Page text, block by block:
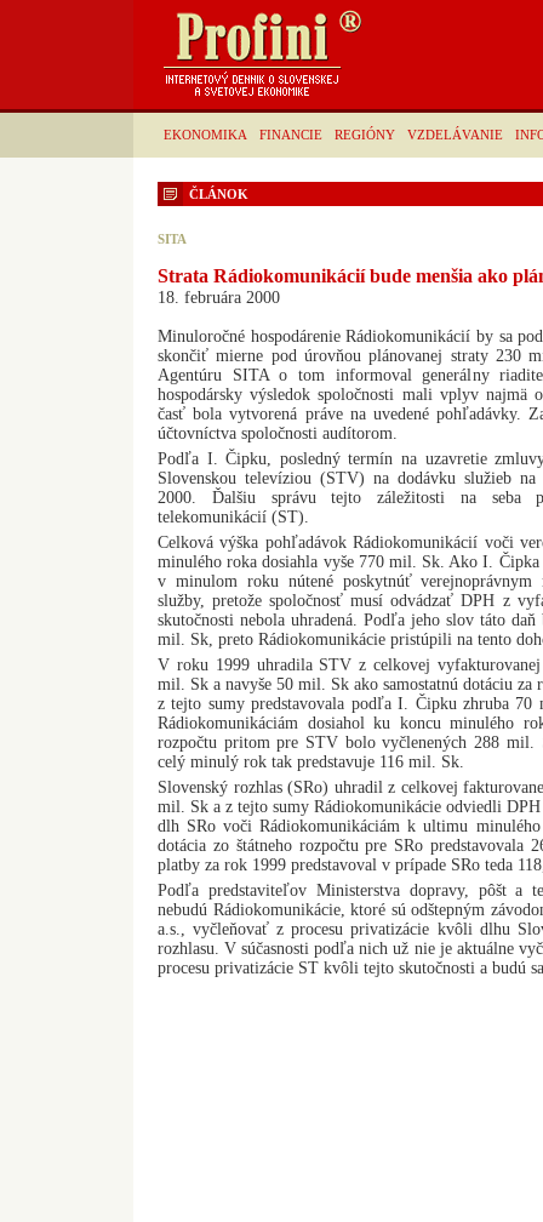
EKONOMIKA FINANCIE REGIÓNY VZDELÁVANIE
ČLÁNOK
SITA
Strata Rádiokomunikácií bude menšia ako
18. februára 2000
Minuloročné hospodárenie Rádiokomunikácií by sa
skončiť mierne pod úrovňou plánovanej straty 230
Agentúru SITA o tom informoval generálny
hospodársky výsledok spoločnosti mali vplyv najmä
časť bola vytvorená práve na uvedené pohľadávky.
účtovníctva spoločnosti audítorom.
Podľa I. Čipku, posledný termín na uzavretie
Slovenskou televíziou (STV) na dodávku služieb
2000. Ďalšiu správu tejto záležitosti na seba
telekomunikácií (ST).
Celková výška pohľadávok Rádiokomunikácií voči
minulého roka dosiahla vyše 770 mil. Sk. Ako I.
v minulom roku nútené poskytnúť verejnoprávnym
služby, pretože spoločnosť musí odvádzať DPH z
skutočnosti nebola uhradená. Podľa jeho slov táto
mil. Sk, preto Rádiokomunikácie pristúpili na tento
V roku 1999 uhradila STV z celkovej
mil. Sk a navyše 50 mil. Sk ako samostatnú dotáciu za
z tejto sumy predstavovala podľa I. Čipku zhruba
Rádiokomunikáciám dosiahol ku koncu minulého
rozpočtu pritom pre STV bolo vyčlenených 288 mil.
celý minulý rok tak predstavuje 116 mil. Sk.
Slovenský rozhlas (SRo) uhradil z celkovej
mil. Sk a z tejto sumy Rádiokomunikácie odviedli
dlh SRo voči Rádiokomunikáciám k ultimu
dotácia zo štátneho rozpočtu pre SRo predstavovala
platby za rok 1999 predstavoval v prípade SRo teda
Podľa predstaviteľov Ministerstva dopravy, pôšt a
nebudú Rádiokomunikácie, ktoré sú odštepným
a.s., vyčleňovať z procesu privatizácie kvôli dlhu
rozhlasu. V súčasnosti podľa nich už nie je aktuálne
procesu privatizácie ST kvôli tejto skutočnosti a budú